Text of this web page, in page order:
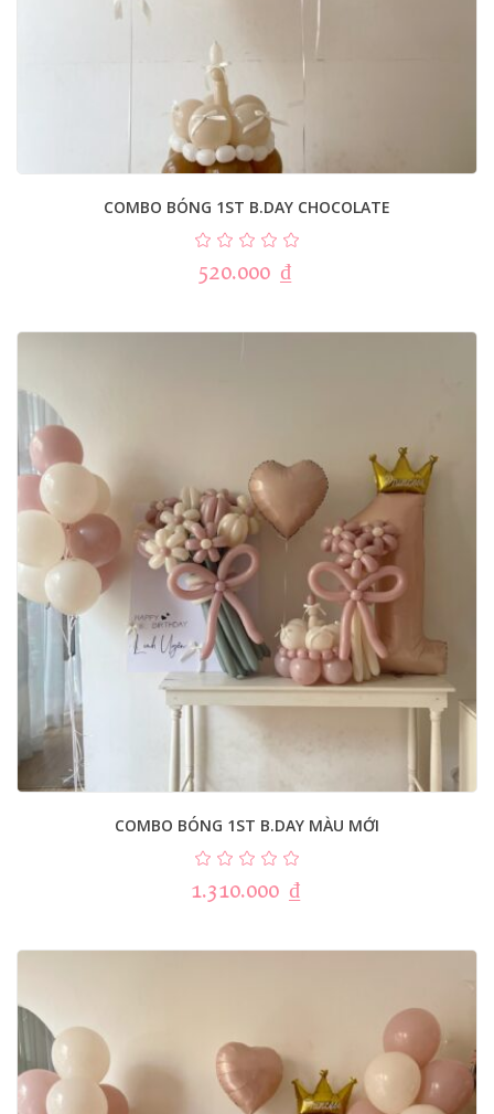
COMBO BÓNG 1ST B.DAY CHOCOLATE
520.000 ₫
COMBO BÓNG 1ST B.DAY MÀU MỚI
1.310.000 ₫